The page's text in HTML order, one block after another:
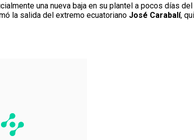
una nueva baja en su plantel a pocos días del
la salida del extremo ecuatoriano José Carabalí,